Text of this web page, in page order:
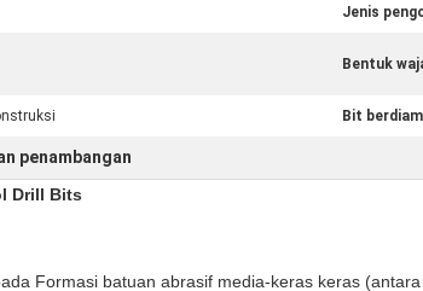
Jenis
Bentuk
Bit
penambangan
Drill Bits
Formasi batuan abrasif media-keras keras